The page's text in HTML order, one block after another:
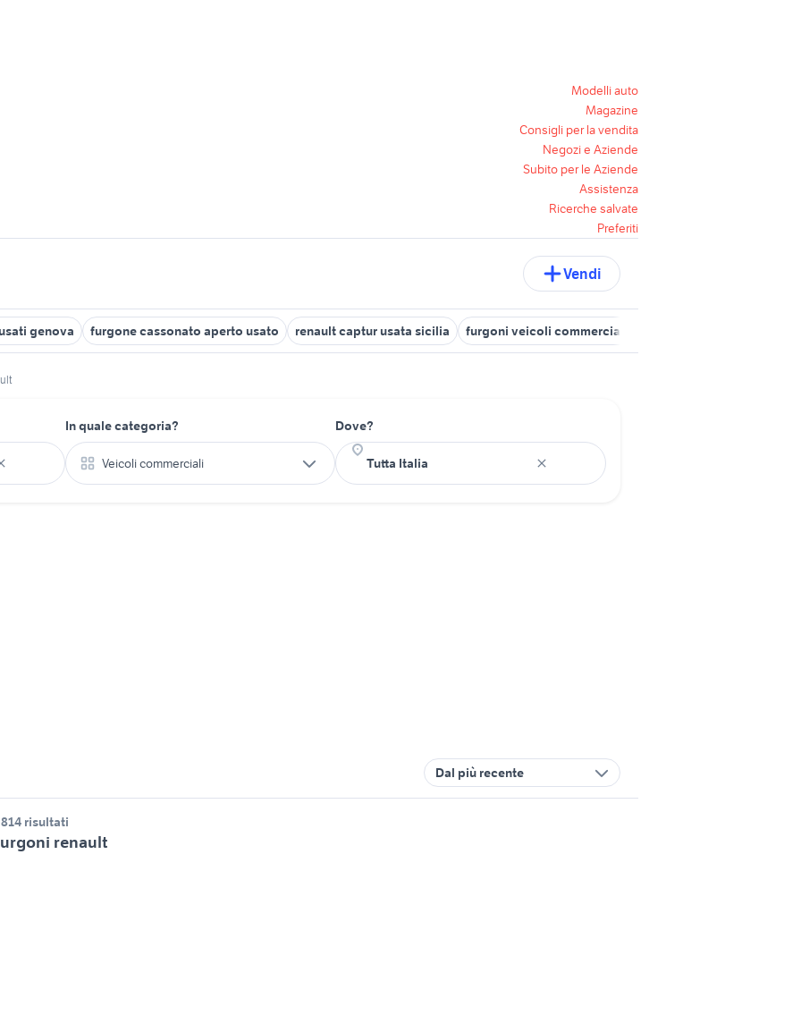
Modelli auto
Magazine
Consigli per la vendita
Negozi e Aziende
Subito per le Aziende
Assistenza
Ricerche salvate
Preferiti
Vendi
genova furgone cassonato aperto usato renault captur usata sicilia furgoni veicoli commerciali Campania
In quale categoria?
Veicoli commerciali
Dove?
Dal più recente
risultati
renault